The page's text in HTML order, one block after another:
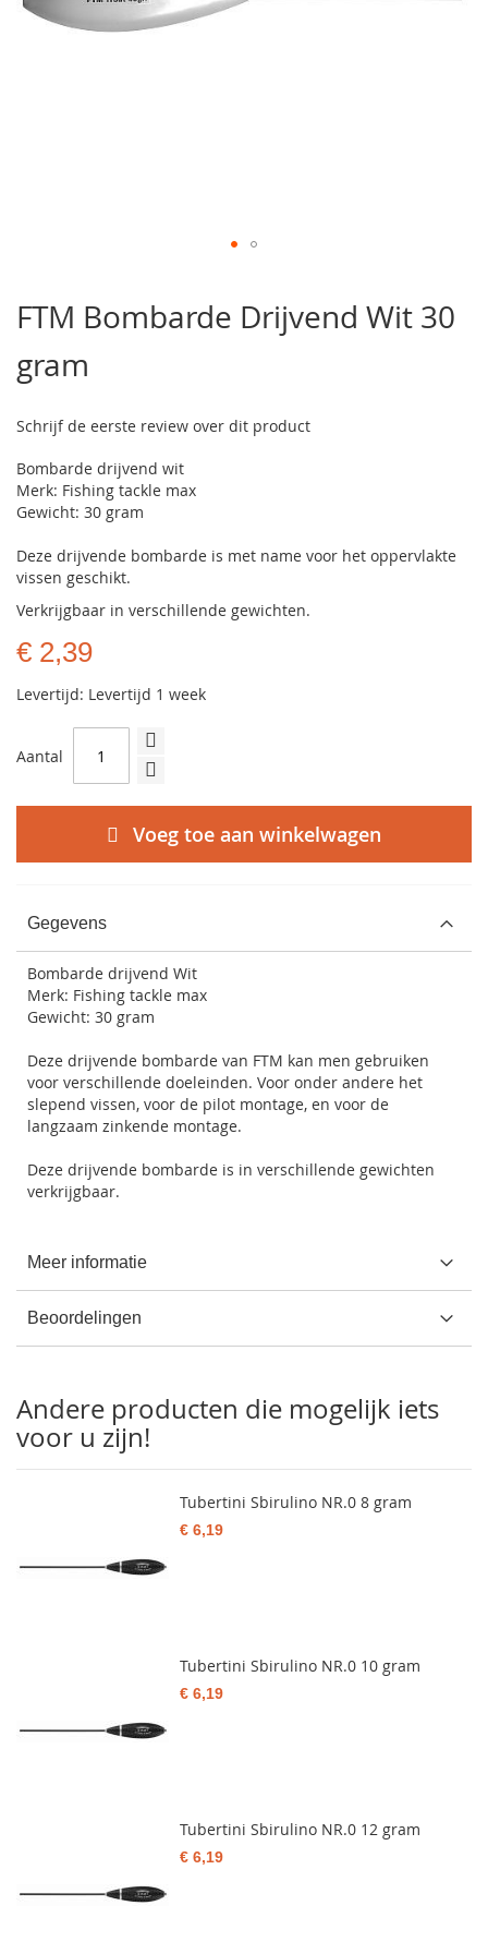
het
begin
van
de
gallerij
FTM Bombarde Drijvend Wit 30
gram
Schrijf de eerste review over dit product
Bombarde drijvend wit
Merk: Fishing tackle max
Gewicht: 30 gram
Deze drijvende bombarde is met name voor het oppervlakte
vissen geschikt.
Verkrijgbaar in verschillende gewichten.
€ 2,39
Levertijd: Levertijd 1 week
Aantal
Voeg toe aan winkelwagen
Gegevens
Bombarde drijvend Wit
Merk: Fishing tackle max
Gewicht: 30 gram
Deze drijvende bombarde van FTM kan men gebruiken
voor verschillende doeleinden. Voor onder andere het
slepend vissen, voor de pilot montage, en voor de
langzaam zinkende montage.
Deze drijvende bombarde is in verschillende gewichten
verkrijgbaar.
Meer informatie
Beoordelingen
Andere producten die mogelijk iets
voor u zijn!
Tubertini Sbirulino NR.0 8 gram
€ 6,19
Tubertini Sbirulino NR.0 10 gram
€ 6,19
Tubertini Sbirulino NR.0 12 gram
€ 6,19